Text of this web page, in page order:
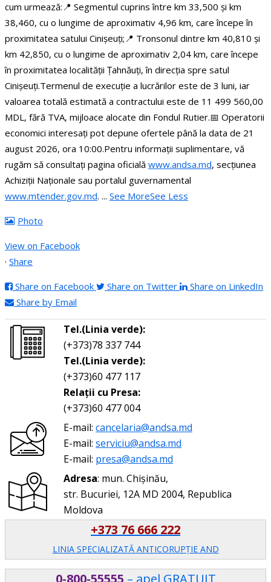
cum urmează:📍 Segmentul cuprins între km 33,500 și km
38,460, cu o lungime de aproximativ 4,96 km, care începe în
proximitatea satului Cinișeuți;📍 Tronsonul dintre km 40,810 și
km 42,850, cu o lungime de aproximativ 2,04 km, care începe
în proximitatea localității Țahnăuți, în direcția spre satul
Cinișeuți.Termenul de execuție a lucrărilor este de 3 luni, iar
valoarea totală estimată a contractului este de 11 499 560,00
MDL, fără TVA, mijloace alocate din Fondul Rutier.📅 Operatorii
economici interesați pot depune ofertele până la data de 21
august 2026, ora 10:00.Pentru informații suplimentare, vă
rugăm să consultați pagina oficială www.andsa.md, secțiunea
Achiziții Naționale sau portalul guvernamental
www.mtender.gov.md. ... See MoreSee Less
Photo
View on Facebook
· Share
Share on Facebook Share on Twitter
Share on LinkedIn
Share by Email
Tel.(Linia verde):
(+373)78 337 744
Tel.(Linia verde):
(+373)60 477 117
Relații cu Presa:
(+373)60 477 004
E-mail: cancelaria@andsa.md
E-mail: serviciu@andsa.md
E-mail: presa@andsa.md
Adresa: mun. Chișinău,
str. Bucuriei, 12A MD 2004, Republica
Moldova
+373 76 666 222
LINIA SPECIALIZATĂ ANTICORUPŢIE AND